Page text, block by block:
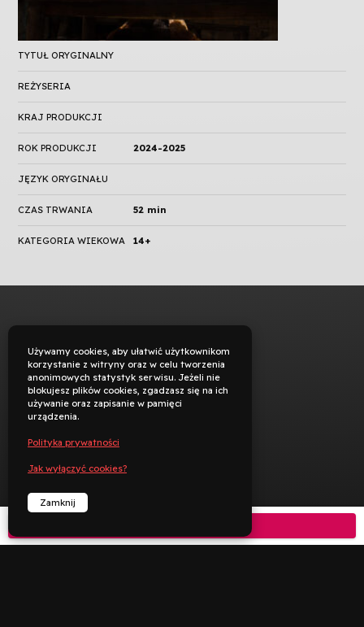
TYTUŁ ORYGINALNY
REŻYSERIA
KRAJ PRODUKCJI
ROK PRODUKCJI 2024-2025
JĘZYK ORYGINAŁU
CZAS TRWANIA 52 min
KATEGORIA WIEKOWA 14+
Używamy cookies, aby ułatwić użytkownikom
korzystanie z witryny oraz w celu tworzenia
anonimowych statystyk serwisu. Jeżeli nie
blokujesz plików cookies, zgadzasz się na ich
używanie oraz zapisanie w pamięci
urządzenia.
Polityka prywatności
Jak wyłączyć cookies?
Zamknij